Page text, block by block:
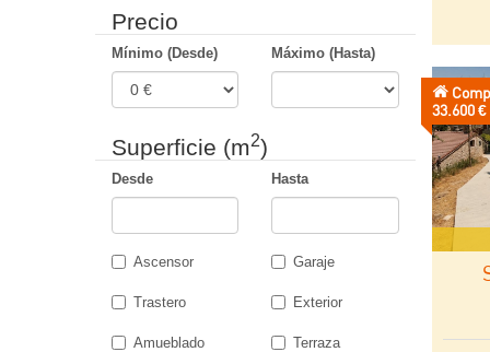
Precio
Mínimo (Desde) Máximo (Hasta)
Superficie (m2)
Desde Hasta
Ascensor Garaje
Trastero Exterior
Amueblado Terraza
Precio:
33.600 €